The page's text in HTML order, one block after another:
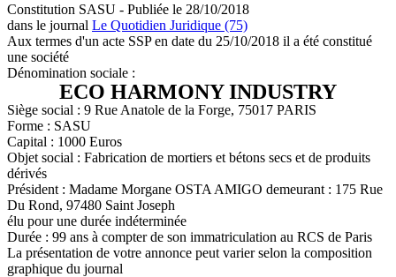
Constitution SASU - Publiée le 28/10/2018
dans le journal Le Quotidien Juridique (75)
Aux termes d'un acte SSP en date du 25/10/2018 il a été constitué
une société
Dénomination sociale :
ECO HARMONY INDUSTRY
Siège social : 9 Rue Anatole de la Forge, 75017 PARIS
Forme : SASU
Capital : 1000 Euros
Objet social : Fabrication de mortiers et bétons secs et de produits
dérivés
Président : Madame Morgane OSTA AMIGO demeurant : 175 Rue
Du Rond, 97480 Saint Joseph
élu pour une durée indéterminée
Durée : 99 ans à compter de son immatriculation au RCS de Paris
La présentation de votre annonce peut varier selon la composition
graphique du journal